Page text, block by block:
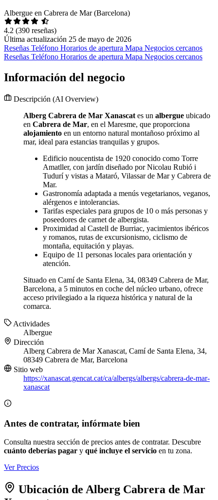
Albergue en Cabrera de Mar (Barcelona)
4.2 (390 reseñas)
Última actualización 25 de mayo de 2026
Reseñas Teléfono Horarios de apertura Mapa Negocios cercanos
Reseñas Teléfono Horarios de apertura Mapa Negocios cercanos
Información del negocio
Descripción (AI Overview)
Alberg Cabrera de Mar Xanascat es un albergue ubicado
en Cabrera de Mar, en el Maresme, que proporciona
alojamiento en un entorno natural montañoso próximo al
mar, ideal para estancias tranquilas y grupos.
Edificio noucentista de 1920 conocido como Torre
Amatller, con jardín diseñado por Nicolau Rubió i
Tudurí y vistas a Mataró, Vilassar de Mar y Cabrera de
Mar.
Gastronomía adaptada a menús vegetarianos, veganos,
alérgenos e intolerancias.
Tarifas especiales para grupos de 10 o más personas y
poseedores de carnet de albergista.
Proximidad al Castell de Burriac, yacimientos ibéricos
y romanos, rutas de excursionismo, ciclismo de
montaña, equitación y playas.
Equipo de 11 personas locales para orientación y
atención.
Situado en Camí de Santa Elena, 34, 08349 Cabrera de Mar,
Barcelona, a 5 minutos en coche del núcleo urbano, ofrece
acceso privilegiado a la riqueza histórica y natural de la
comarca.
Actividades
Albergue
Dirección
Alberg Cabrera de Mar Xanascat, Camí de Santa Elena, 34,
08349 Cabrera de Mar, Barcelona
Sitio web
https://xanascat.gencat.cat/ca/albergs/albergs/cabrera-de-mar-
xanascat
Antes de contratar, infórmate bien
Consulta nuestra sección de precios antes de contratar. Descubre
cuánto deberías pagar y qué incluye el servicio en tu zona.
Ver Precios
Ubicación de Alberg Cabrera de Mar